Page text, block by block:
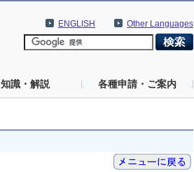
Other Languages
ENGLISH
知識・解説 各種申請・ご案内